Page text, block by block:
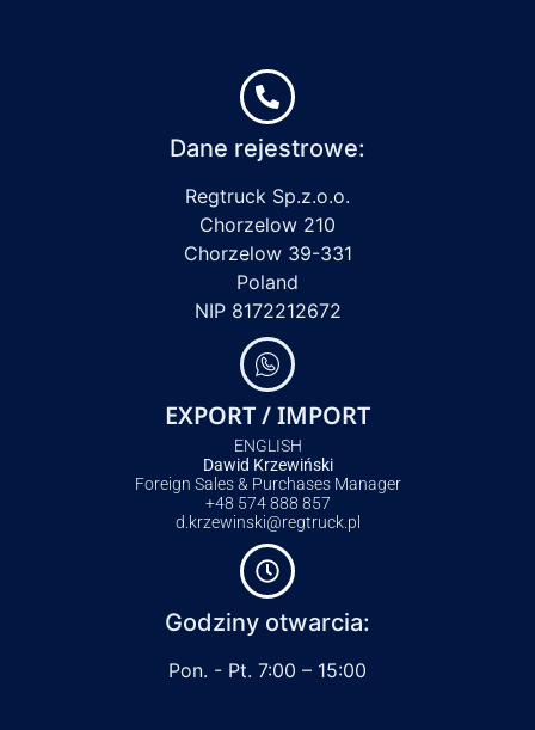
Dane rejestrowe:
Regtruck Sp.z.o.o.
Chorzelow 210
Chorzelow 39-331
Poland
NIP 8172212672
EXPORT / IMPORT
ENGLISH
Dawid Krzewiński
Foreign Sales & Purchases Manager
+48 574 888 857
d.krzewinski@regtruck.pl
Godziny otwarcia:
Pon. - Pt. 7:00 – 15:00